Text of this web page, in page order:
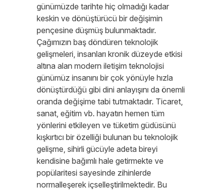
günümüzde tarihte hiç olmadığı kadar
keskin ve dönüştürücü bir değişimin
pençesine düşmüş bulunmaktadır.
Çağımızın baş döndüren teknolojik
gelişmeleri, insanları kronik düzeyde etkisi
altına alan modern iletişim teknolojisi
günümüz insanını bir çok yönüyle hızla
dönüştürdüğü gibi dini anlayışını da önemli
oranda değişime tabi tutmaktadır. Ticaret,
sanat, eğitim vb. hayatın hemen tüm
yönlerini etkileyen ve tüketim güdüsünü
kışkırtıcı bir özelliği bulunan bu teknolojik
gelişme, sihirli gücüyle adeta bireyi
kendisine bağımlı hale getirmekte ve
popülaritesi sayesinde zihinlerde
normalleşerek içselleştirilmektedir. Bu